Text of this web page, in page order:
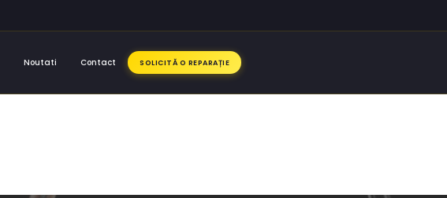
Noutati Contact SOLICITĂ O REPARAȚIE